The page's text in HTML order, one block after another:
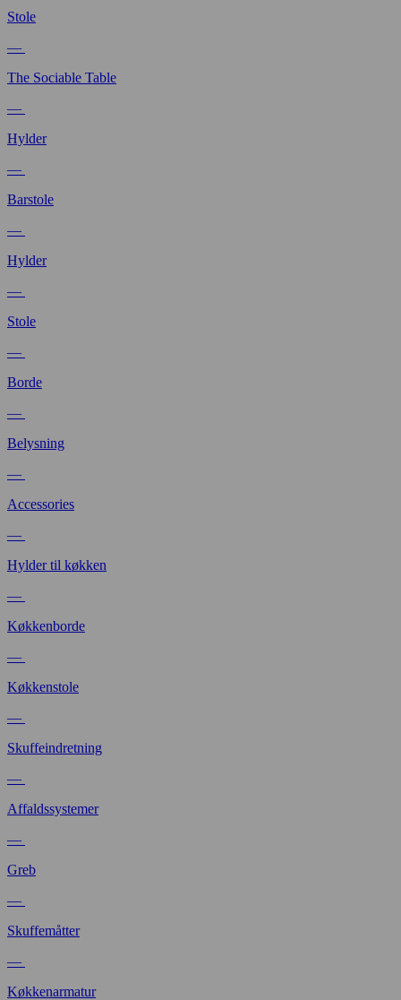
Stole
—
The Sociable Table
—
Hylder
—
Barstole
—
Hylder
—
Stole
—
Borde
—
Belysning
—
Accessories
—
Hylder til køkken
—
Køkkenborde
—
Køkkenstole
—
Skuffeindretning
—
Affaldssystemer
—
Greb
—
Skuffemåtter
—
Køkkenarmatur